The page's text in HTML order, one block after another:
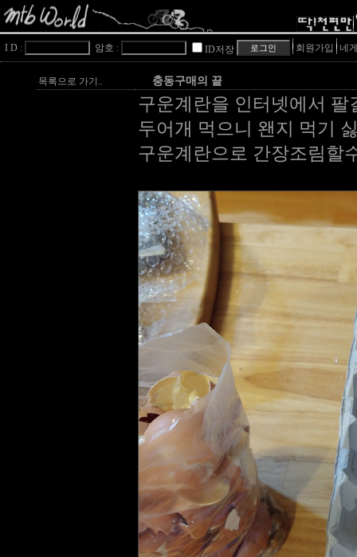
I D : 암호 : ID저장 회원가입 네
목록으로 가기.. 충동구매의 끝
구운계란을 인터넷에서
두어개 먹으니 왠지 먹기
구운계란으로 간장조림할